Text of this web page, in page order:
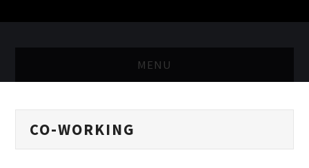
MENU
MASTER MARKETING & RETAIL
CO-WORKING